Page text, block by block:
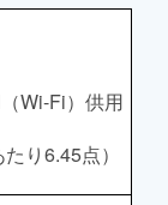
Wi-Fi）供用
り6.45点）